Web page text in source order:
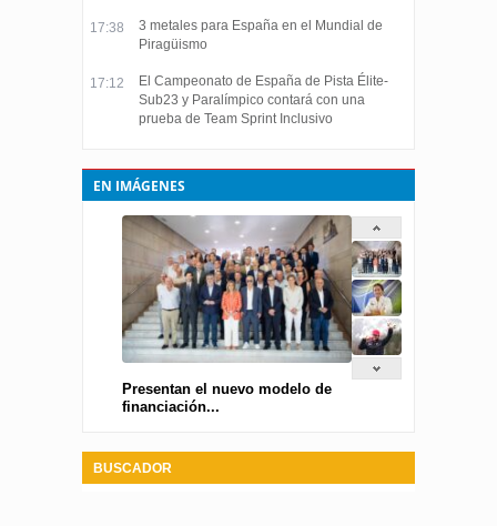
17:38
3 metales para España en el Mundial de
Piragüismo
17:12
El Campeonato de España de Pista Élite-
Sub23 y Paralímpico contará con una
prueba de Team Sprint Inclusivo
EN IMÁGENES
Presentan el nuevo modelo de
financiación...
BUSCADOR